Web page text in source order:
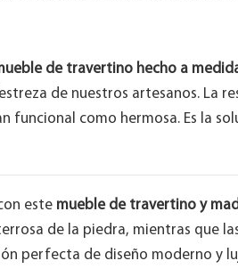
de travertino hecho a
de nuestros artesanos. La
funcional como hermosa. Es la
este mueble de travertino y
de la piedra, mientras que
perfecta de diseño moderno y